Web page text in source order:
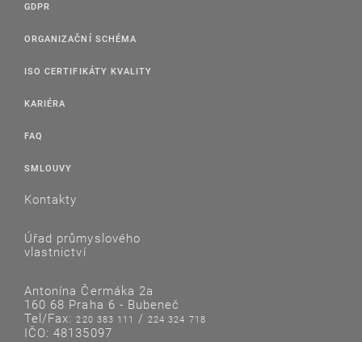
GDPR
ORGANIZAČNÍ SCHÉMA
ISO CERTIFIKÁTY KVALITY
KARIÉRA
FAQ
SMLOUVY
Kontakty
Úřad průmyslového
vlastnictví
Antonína Čermáka 2a
160 68 Praha 6 - Bubeneč
Tel/Fax:220 383 111 /224 324 718
IČO: 48135097